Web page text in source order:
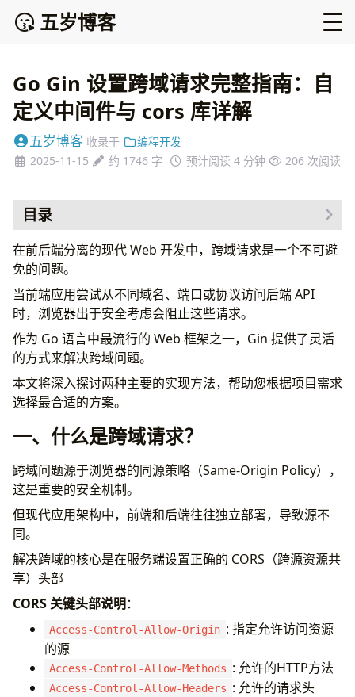
五岁博客
Go Gin 设置跨域请求完整指南：自
定义中间件与 cors 库详解
五岁博客 收录于
编程开发
2025-11-15
约 1746 字 预计阅读 4 分钟 206 次阅读
目录
一、什么是跨域请求？
二、常见解决方法
方法二：使用 gin-contrib/cors 库
三、安全配置
常见问题
Q1. 中间件不生效问题
Q2. 特定路由需要不同 CORS 策略
Q3. 如何调试 CORS 问题
在前后端分离的现代 Web 开发中，跨域请求是一个不可避
免的问题。
当前端应用尝试从不同域名、端口或协议访问后端 API
时，浏览器出于安全考虑会阻止这些请求。
作为 Go 语言中最流行的 Web 框架之一，Gin 提供了灵活
的方式来解决跨域问题。
本文将深入探讨两种主要的实现方法，帮助您根据项目需求
选择最合适的方案。
一、什么是跨域请求？
跨域问题源于浏览器的同源策略（Same-Origin Policy），
这是重要的安全机制。
但现代应用架构中，前端和后端往往独立部署，导致源不
同。
解决跨域的核心是在服务端设置正确的 CORS（跨源资源共
享）头部
CORS 关键头部说明：
Access-Control-Allow-Origin : 指定允许访问资源
的源
Access-Control-Allow-Methods : 允许的HTTP方法
Access-Control-Allow-Headers : 允许的请求头